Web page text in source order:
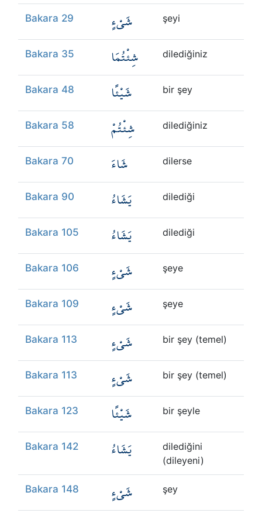
Bakara 29 شَيْءٍ şeyi
Bakara 35 شِئْتُمَا dilediğiniz
Bakara 48 شَيْئًا bir şey
Bakara 58 شِئْتُمْ dilediğiniz
Bakara 70 شَاءَ dilerse
Bakara 90 يَشَاءُ dilediği
Bakara 105 يَشَاءُ dilediği
Bakara 106 شَيْءٍ şeye
Bakara 109 شَيْءٍ şeye
Bakara 113 شَيْءٍ bir şey (temel)
Bakara 113 شَيْءٍ bir şey (temel)
Bakara 123 شَيْئًا bir şeyle
Bakara 142 يَشَاءُ
dilediğini
(dileyeni)
Bakara 148 شَيْءٍ şey